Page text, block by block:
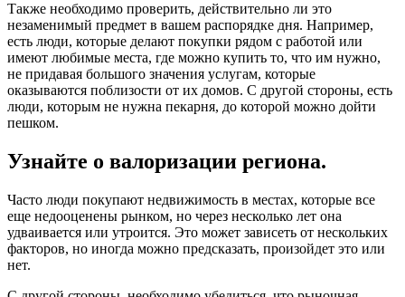
Также необходимо проверить, действительно ли это
незаменимый предмет в вашем распорядке дня. Например,
есть люди, которые делают покупки рядом с работой или
имеют любимые места, где можно купить то, что им нужно,
не придавая большого значения услугам, которые
оказываются поблизости от их домов. С другой стороны, есть
люди, которым не нужна пекарня, до которой можно дойти
пешком.
Узнайте о валоризации региона.
Часто люди покупают недвижимость в местах, которые все
еще недооценены рынком, но через несколько лет она
удваивается или утроится. Это может зависеть от нескольких
факторов, но иногда можно предсказать, произойдет это или
нет.